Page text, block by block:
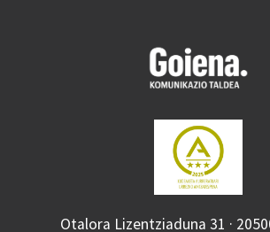
Otalora Lizentziaduna 31 ·